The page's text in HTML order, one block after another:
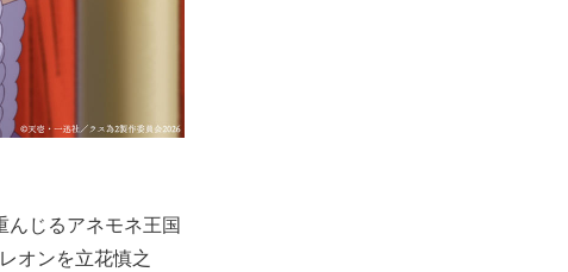
んじるアネモネ王国
オンを立花慎之